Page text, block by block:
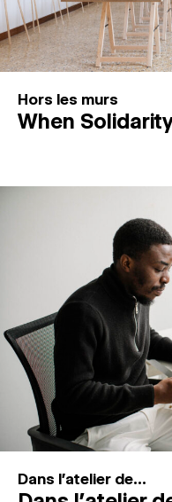
Hors les murs
When
Dans l'atelier de...